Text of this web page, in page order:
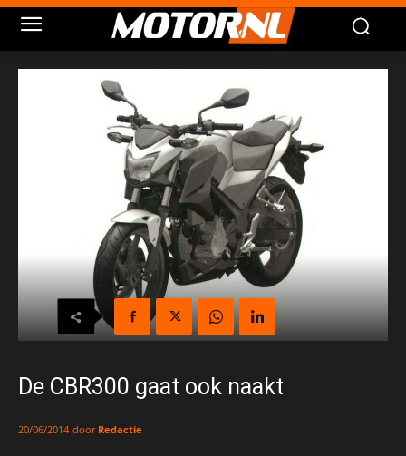
De CBR300 gaat ook naakt
20/06/2014 door Redactie